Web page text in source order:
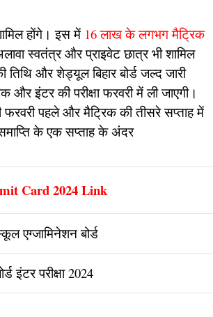
होंगे। इस में 16 लाख के लगभग मैट्रिक
स्वतंत्र और प्राइवेट छात्र भी शामिल
तिथि और शेड्यूल बिहार बोर्ड जल्द जारी
और इंटर की परीक्षा फरवरी में ली जाएगी।
फरवरी पहले और मैट्रिक की तीसरे सप्ताह में
समाप्ति के एक सप्ताह के अंदर
Card 2024 Link
एग्जामिनेशन बोर्ड
इंटर परीक्षा 2024